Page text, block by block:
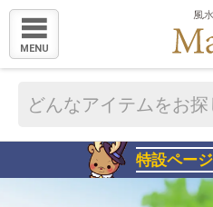
MENU
特設ページ